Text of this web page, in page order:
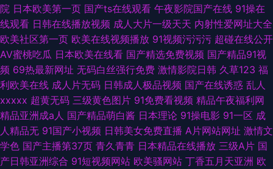
院 日本欧美第一页 国产ts在线观看 午夜影院国产在线 91操在
线观看 日韩在线播放视频 成人大片一级天天 内射性爱网址大全
欧美社区第一页 欧美在线视频播放 91视频污污污 超碰在线公开
AV蜜桃吃瓜 日本欧美在线看 国产精选免费视频 国产精品91视
频 69热最新网址 无码白丝强行免费 激情影院日韩 久草123 福
利欧美在线 成人片无码 日韩成人极品视频 国产在线诱惑 乱人
xxxxx 超黄无码 三级黄色图片 91免费看视频 精品午夜福利网
精品亚洲成a人 国产精品萌白酱 日本理论 91操电影 91一区 成
人精品无 91国产小视频 日韩美女免费直播 A片网站网址 激情文
学色 国产主播第37页 青久青青 日本精品在线播放 三级A片 国
产日韩亚洲综合 91短视频网站 欧美骚网站 丁香五月天亚洲 欧